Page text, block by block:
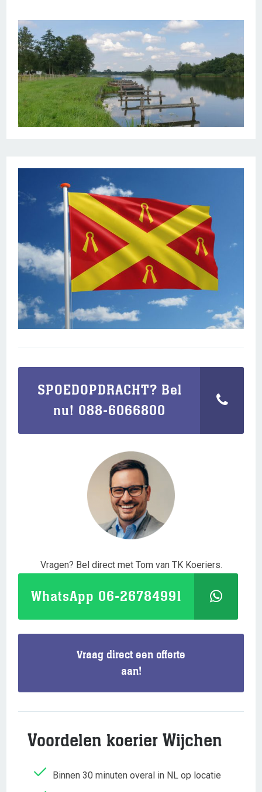
SPOEDOPDRACHT? Bel
nu! 088-6066800
Vragen? Bel direct met Tom van TK Koeriers.
WhatsApp 06-26784991
Vraag direct een offerte
aan!
Voordelen koerier Wijchen
Binnen 30 minuten overal in NL op locatie